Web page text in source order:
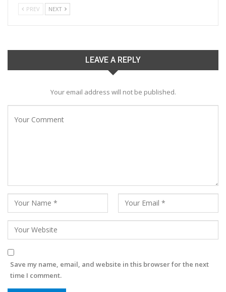
PREV NEXT
LEAVE A REPLY
Your email address will not be published.
Save my name, email, and website in this browser for the next
time I comment.